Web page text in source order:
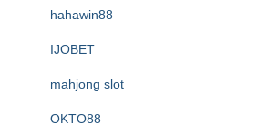
hahawin88
IJOBET
mahjong slot
OKTO88